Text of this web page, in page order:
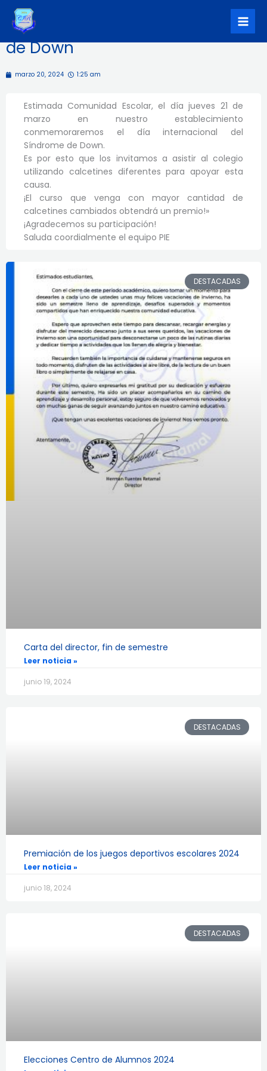
contenido
Jueves 21 conmemoraremos el
día internacional del Síndrome
de Down
marzo 20, 2024 1:25 am
Estimada Comunidad Escolar, el día jueves 21 de
marzo en nuestro establecimiento
conmemoraremos el día internacional del
Síndrome de Down.
Es por esto que los invitamos a asistir al colegio
utilizando calcetines diferentes para apoyar esta
causa.
¡El curso que venga con mayor cantidad de
calcetines cambiados obtendrá un premio!»
¡Agradecemos su participación!
Saluda coordialmente el equipo PIE
DESTACADAS
Carta del director, fin de semestre
Leer noticia »
junio 19, 2024
DESTACADAS
Premiación de los juegos deportivos escolares 2024
Leer noticia »
junio 18, 2024
DESTACADAS
Elecciones Centro de Alumnos 2024